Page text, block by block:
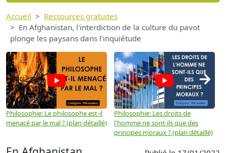
Accueil
Ressources gratuites
En Afghanistan, l'interdiction de la culture du pavot
plonge les paysans dans l'inquiétude
Philosophie: Le philosophe est-il
menacé par le mal ? (plan détaillé)
Philosophie: Les droits de
l'homme ne sont-ils que des
principes moraux ? (plan détaillé)
→